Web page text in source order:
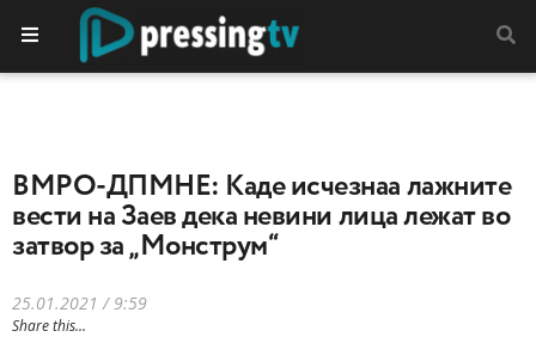
ВМРО-ДПМНЕ: Каде исчезнаа лажните
вести на Заев дека невини лица лежат во
затвор за „Монструм“
25.01.2021 / 9:59
Share this...